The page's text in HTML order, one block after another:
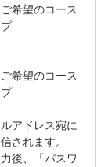
希望のコース
希望のコース
アドレス宛に
されます。
後、「パスワ